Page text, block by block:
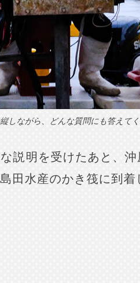
しながら、どんな質問にも答えてく
説明を受けたあと、
田水産のかき筏に到着